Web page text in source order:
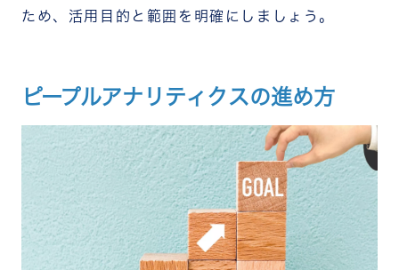
ため、活用目的と範囲を明確にしましょう。
ピープルアナリティクスの進め方